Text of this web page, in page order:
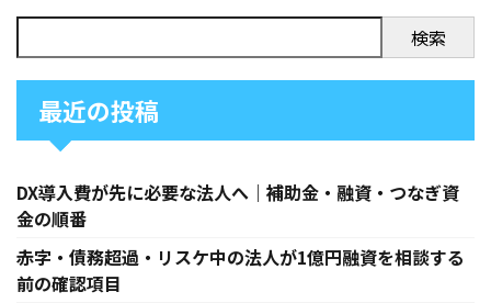
検索
最近の投稿
DX導入費が先に必要な法人へ｜補助金・融資・つなぎ資
金の順番
赤字・債務超過・リスケ中の法人が1億円融資を相談する
前の確認項目